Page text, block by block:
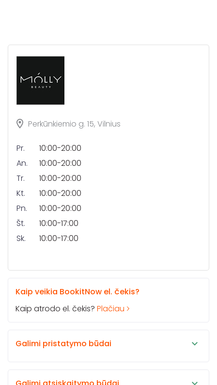
Perkūnkiemio g. 15, Vilnius
Pr.
10:00-20:00
An.
10:00-20:00
Tr.
10:00-20:00
Kt.
10:00-20:00
Pn.
10:00-20:00
Št.
10:00-17:00
Sk.
10:00-17:00
Kaip veikia BookitNow el. čekis?
Kaip atrodo el. čekis? Plačiau
Galimi pristatymo būdai